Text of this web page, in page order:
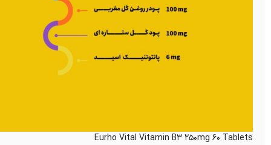
Eurho Vital Vitamin B3 250mg 60 Tablets